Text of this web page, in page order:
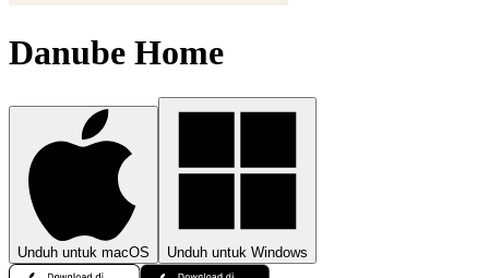
Danube Home
Unduh untuk macOS Unduh untuk Windows